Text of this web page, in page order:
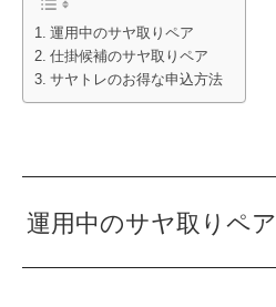
運用中のサヤ取りペア
仕掛候補のサヤ取りペア
サヤトレのお得な申込方法
運用中のサヤ取りペア